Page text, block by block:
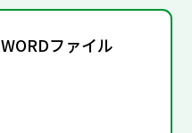
WORDファイル